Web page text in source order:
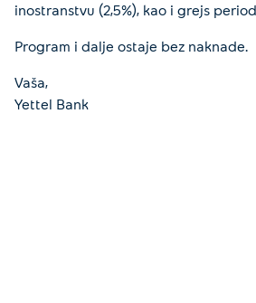
inostranstvu (2,5%), kao i grejs
Program i dalje ostaje bez naknade.
Vaša,
Yettel Bank